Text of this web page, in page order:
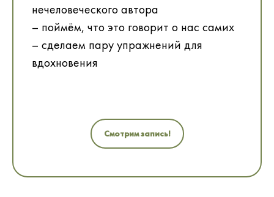
нечеловеческого автора
– поймём, что это говорит о нас самих
– сделаем пару упражнений для
вдохновения
Смотрим запись!